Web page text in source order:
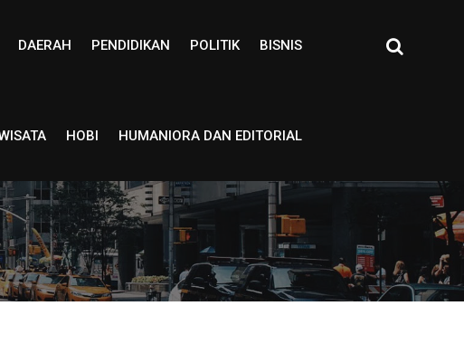
DAERAH PENDIDIKAN POLITIK BISNIS
HOBI HUMANIORA DAN EDITORIAL